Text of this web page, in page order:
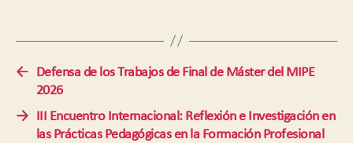
←
Defensa de los Trabajos de Final de Máster del MIPE
2026
→
III Encuentro Internacional: Reflexión e Investigación en
las Prácticas Pedagógicas en la Formación Profesional